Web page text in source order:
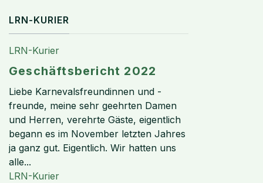
LRN-KURIER
LRN-Kurier
Geschäftsbericht 2022
Liebe Karnevalsfreundinnen und -
freunde, meine sehr geehrten Damen
und Herren, verehrte Gäste, eigentlich
begann es im November letzten Jahres
ja ganz gut. Eigentlich. Wir hatten uns
alle...
LRN-Kurier